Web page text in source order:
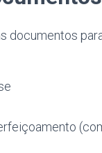
documentos